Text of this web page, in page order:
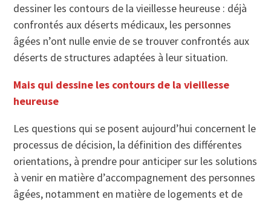
dessiner les contours de la vieillesse heureuse : déjà
confrontés aux déserts médicaux, les personnes
âgées n’ont nulle envie de se trouver confrontés aux
déserts de structures adaptées à leur situation.
Mais qui dessine les contours de la vieillesse
heureuse
Les questions qui se posent aujourd’hui concernent le
processus de décision, la définition des différentes
orientations, à prendre pour anticiper sur les solutions
à venir en matière d’accompagnement des personnes
âgées, notamment en matière de logements et de